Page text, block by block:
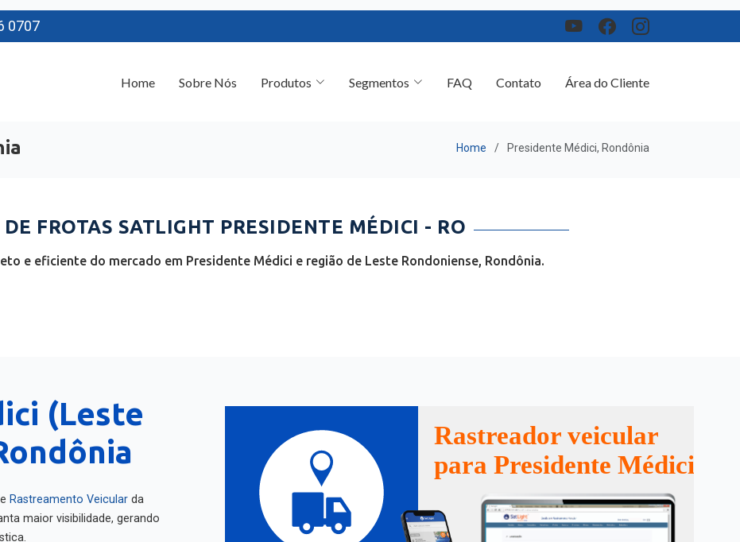
0707
Home Presidente Médici, Rondônia
FROTAS SATLIGHT PRESIDENTE MÉDICI - RO
e eficiente do mercado em Presidente Médici e região de Leste Rondoniense, Rondônia.
(Leste
Rastreamento Veicular
da
maior visibilidade, gerando
Rastreador veicular
para Presidente Médici